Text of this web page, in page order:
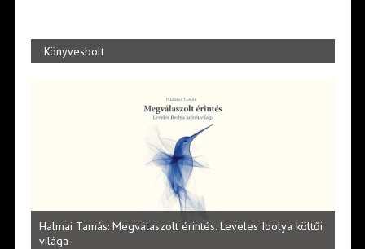
Könyvesbolt
Halmai Tamás: Megválaszolt érintés. Leveles Ibolya költői
világa